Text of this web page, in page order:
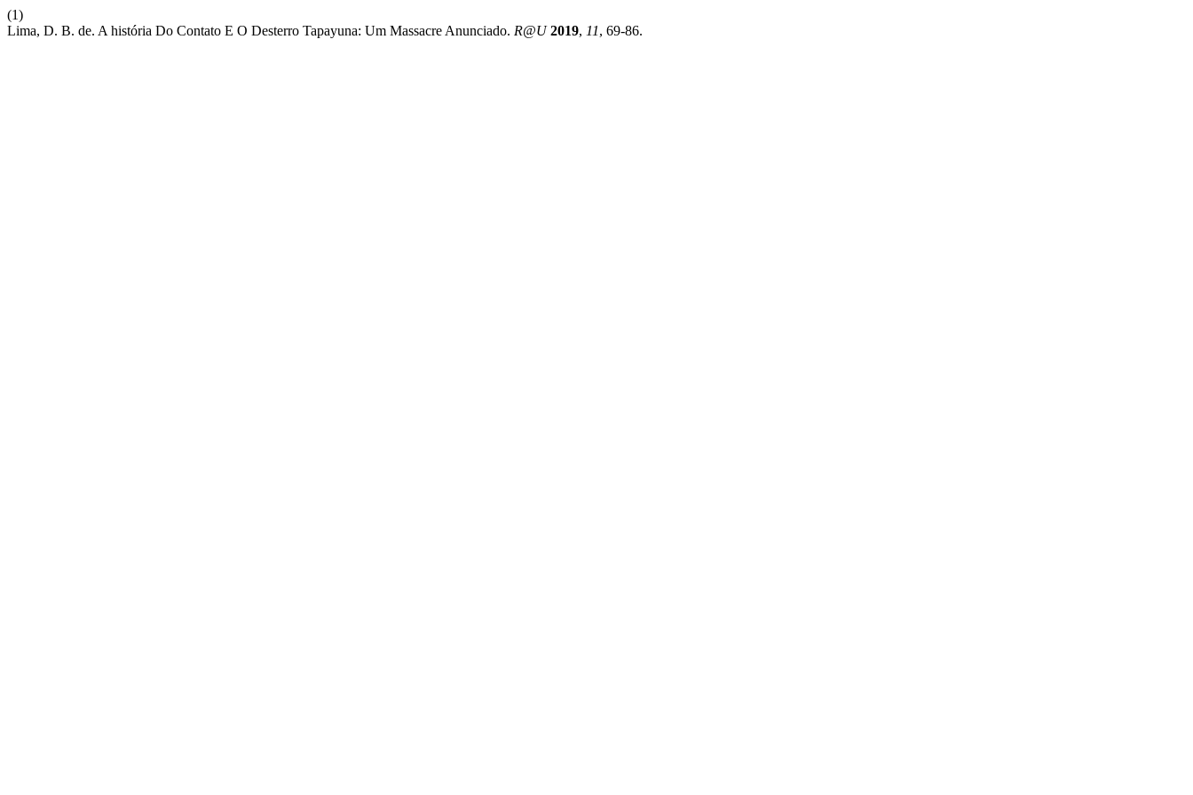
(1)
Lima, D. B. de. A história Do Contato E O Desterro Tapayuna: Um Massacre Anunciado. R@U 2019, 11, 69-86.